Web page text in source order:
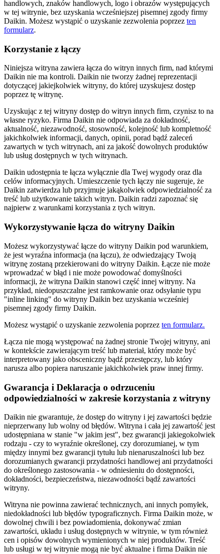
handlowych, znaków handlowych, logo i obrazów występujących
w tej witrynie, bez uzyskania wcześniejszej pisemnej zgody firmy
Daikin. Możesz wystąpić o uzyskanie zezwolenia poprzez ten
formularz.
Korzystanie z łączy
Niniejsza witryna zawiera łącza do witryn innych firm, nad którymi
Daikin nie ma kontroli. Daikin nie tworzy żadnej reprezentacji
dotyczącej jakiejkolwiek witryny, do której uzyskujesz dostęp
poprzez tę witrynę.
Uzyskując z tej witryny dostęp do witryn innych firm, czynisz to na
własne ryzyko. Firma Daikin nie odpowiada za dokładność,
aktualność, niezawodność, stosowność, kolejność lub kompletność
jakichkolwiek informacji, danych, opinii, porad bądź zaleceń
zawartych w tych witrynach, ani za jakość dowolnych produktów
lub usług dostępnych w tych witrynach.
Daikin udostępnia te łącza wyłącznie dla Twej wygody oraz dla
celów informacyjnych. Umieszczenie tych łączy nie sugeruje, że
Daikin zatwierdza lub przyjmuje jakąkolwiek odpowiedzialność za
treść lub użytkowanie takich witryn. Daikin radzi zapoznać się
najpierw z warunkami korzystania z tych witryn.
Wykorzystywanie łącza do witryny Daikin
Możesz wykorzystywać łącze do witryny Daikin pod warunkiem,
że jest wyraźna informacja (na łączu), że odwiedzający Twoją
witrynę zostaną przekierowani do witryny Daikin. Łącze nie może
wprowadzać w błąd i nie może powodować domyślności
informacji, że witryna Daikin stanowi część innej witryny. Na
przykład, niedopuszczalne jest ramkowanie oraz odsyłanie typu
"inline linking" do witryny Daikin bez uzyskania wcześniej
pisemnej zgody firmy Daikin.
Możesz wystąpić o uzyskanie zezwolenia poprzez ten formularz.
Łącza nie mogą występować na żadnej stronie Twojej witryny, ani
w kontekście zawierającym treść lub materiał, który może być
interpretowany jako obsceniczny bądź przestępczy, lub który
narusza albo popiera naruszanie jakichkolwiek praw innej firmy.
Gwarancja i Deklaracja o odrzuceniu
odpowiedzialności w zakresie korzystania z witryny
Daikin nie gwarantuje, że dostęp do witryny i jej zawartości będzie
nieprzerwany lub wolny od błędów. Witryna i cała jej zawartość jest
udostępniana w stanie "w jakim jest", bez gwarancji jakiegokolwiek
rodzaju - czy to wyraźnie określonej, czy dorozumianej, w tym
między innymi bez gwarancji tytułu lub nienaruszalności lub bez
dorozumianych gwarancji przydatności handlowej ani przydatności
do określonego zastosowania - w odniesieniu do dostępności,
dokładności, bezpieczeństwa, niezawodności bądź zawartości
witryny.
Witryna nie powinna zawierać technicznych, ani innych pomyłek,
niedokładności lub błędów typograficznych. Firma Daikin może, w
dowolnej chwili i bez powiadomienia, dokonywać zmian
zawartości, układu i usług dostępnych w witrynie, w tym również
cen i opisów dowolnych wymienionych w niej produktów. Treść
lub usługi w tej witrynie mogą nie być aktualne i firma Daikin nie